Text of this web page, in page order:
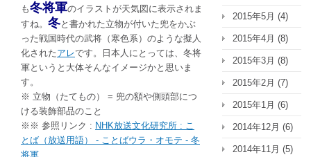
も冬将軍のイラストが天気図に表示されま
すね。 冬と書かれた立物が付いた兜をかぶ
った戦国時代の武将（寒色系）のような擬人
化されたアレです。日本人にとっては、冬将
軍というと大体そんなイメージかと思いま
す。
※ 立物（たてもの） = 兜の額や側頭部につ
ける装飾部品のこと
※※ 参照リンク : NHK放送文化研究所 : こ
とば（放送用語） - ことばウラ・オモテ - 冬
将軍
2015年5月 (4)
2015年4月 (8)
2015年3月 (8)
2015年2月 (7)
2015年1月 (6)
2014年12月 (6)
2014年11月 (5)